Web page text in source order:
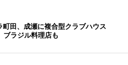
町田、成瀬に複合型クラブハウス
ブラジル料理店も